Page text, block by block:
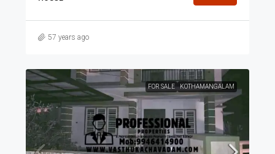
57 years ago
FOR SALE KOTHAMANGALAM